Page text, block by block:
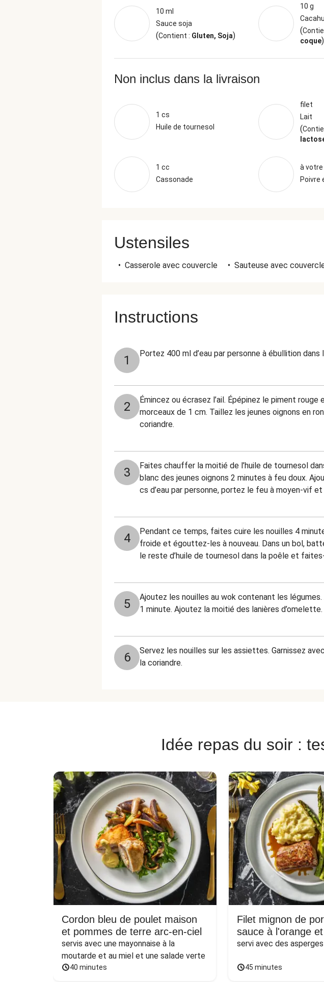
10 ml
Sauce soja
(Contient : Gluten, Soja)
10 g
(
coque)
Non inclus dans la livraison
1 cs
Huile de tournesol
filet
Lait
(
1 cc
Cassonade
à
Poivre
Ustensiles
• Casserole avec couvercle • Sauteuse avec
Instructions
1 Portez 400 ml d’eau par personne à ébullition dans
2
Émincez ou écrasez l’ail. Épépinez le piment
morceaux de 1 cm. Taillez les jeunes oignons en
coriandre.
3
Faites chauffer la moitié de l’huile de tournesol
blanc des jeunes oignons 2 minutes à feu doux.
cs d’eau par personne, portez le feu à moyen-vif
4
Pendant ce temps, faites cuire les nouilles 4
froide et égouttez-les à nouveau. Dans un bol,
le reste d’huile de tournesol dans la poêle et
5
Ajoutez les nouilles au wok contenant les
1 minute. Ajoutez la moitié des lanières d’omelette.
6
Servez les nouilles sur les assiettes. Garnissez
la coriandre.
Idée repas du soir :
Cordon bleu de poulet maison
et pommes de terre arc-en-ciel
servis avec une mayonnaise à la
moutarde et au miel et une salade verte
40 minutes
Filet mignon de
sauce à l'orange
servi avec des
45 minutes